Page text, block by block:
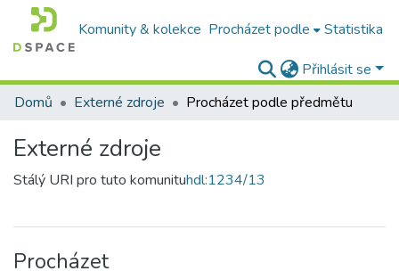
Komunity & kolekce Procházet podle Statistika
Přihlásit se
Domů
Externé zdroje Procházet podle předmětu
Externé zdroje
Stálý URI pro tuto komunituhdl:1234/13
Procházet